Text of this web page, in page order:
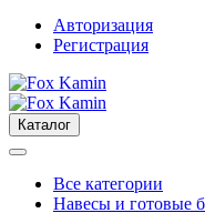
Авторизация
Регистрация
Каталог
Все категории
Навесы и готовые